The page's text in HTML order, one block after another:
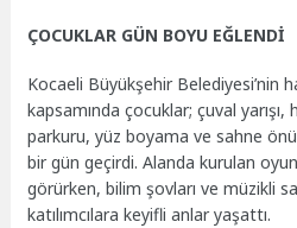
ÇOCUKLAR GÜN BOYU EĞLENDİ
Kocaeli Büyükşehir Belediyesi’nin
kapsamında çocuklar; çuval
parkuru, yüz boyama ve sahne
bir gün geçirdi. Alanda kurulan
görürken, bilim şovları ve müzikli
katılımcılara keyifli anlar yaşattı.